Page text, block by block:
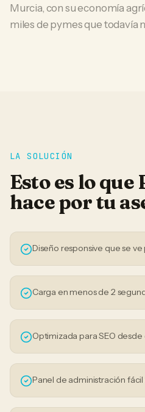
Murcia, con su economía
miles de pymes que todavía
LA SOLUCIÓN
Esto es lo que
hace por tu
Diseño responsive que se
Carga en menos de 2
Optimizada para SEO
Panel de administración fácil